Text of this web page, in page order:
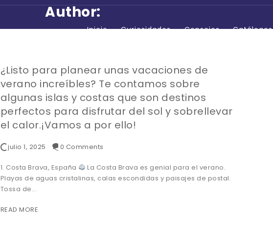
Inicio Curiosidades Consejos Catálogos
Author:admin
¿Listo para planear unas vacaciones de
verano increíbles? Te contamos sobre
algunas islas y costas que son destinos
perfectos para disfrutar del sol y sobrellevar
el calor.¡Vamos a por ello!
julio 1, 2025 0 Comments
1. Costa Brava, España
La Costa Brava es genial para el verano.
Playas de aguas cristalinas, calas escondidas y paisajes de postal.
Tossa de…
READ MORE